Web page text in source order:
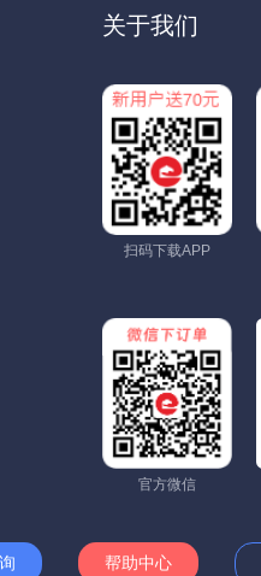
关于我们
扫码下载APP
官方微信
帮助中心